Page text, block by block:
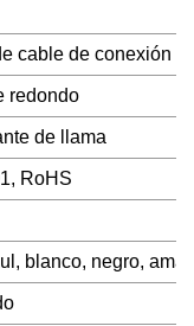
cable de conexión
redondo
de llama
RoHS
blanco, negro,